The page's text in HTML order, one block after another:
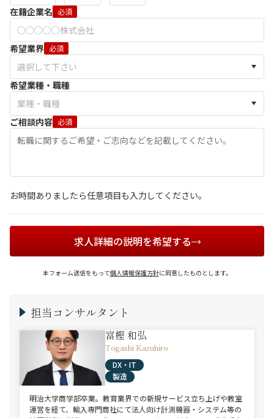
在籍企業名 必須
希望業界 必須
希望業種・職種
ご相談内容 必須
お時間ありましたら任意項目も入力してください。
求人詳細の説明を希望する
本フォーム送信をもって個人情報保護方針に同意したものとします。
担当コンサルタント
富樫 和弘
Togashi Kazuhiro
DX・IT
製造
明治大学商学部卒業。教育業界での新規サービス立ち上げや教室
運営を経て、輸入専門商社にて法人向け計測機器・システム等の